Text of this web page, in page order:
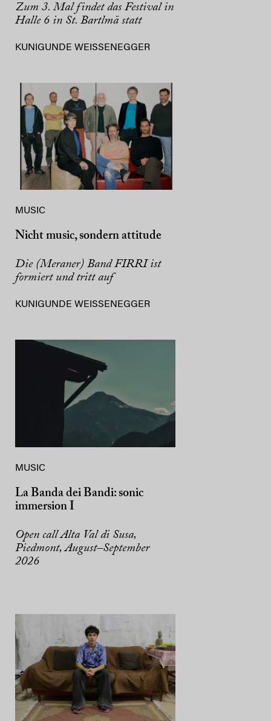
Zum 3. Mal findet das Festival in
Halle 6 in St. Bartlmä statt
KUNIGUNDE WEISSENEGGER
MUSIC
Nicht music, sondern attitude
Die (Meraner) Band FIRRI ist
formiert und tritt auf
KUNIGUNDE WEISSENEGGER
MUSIC
La Banda dei Bandi: sonic
immersion I
Open call Alta Val di Susa,
Piedmont, August–September
2026